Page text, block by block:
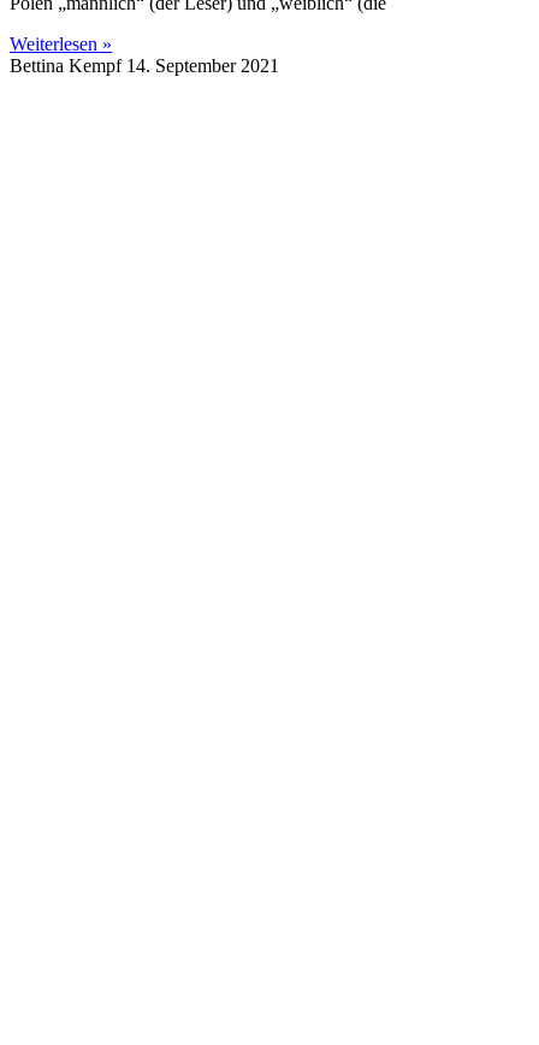
Weiterlesen »
Bettina Kempf 14. September 2021